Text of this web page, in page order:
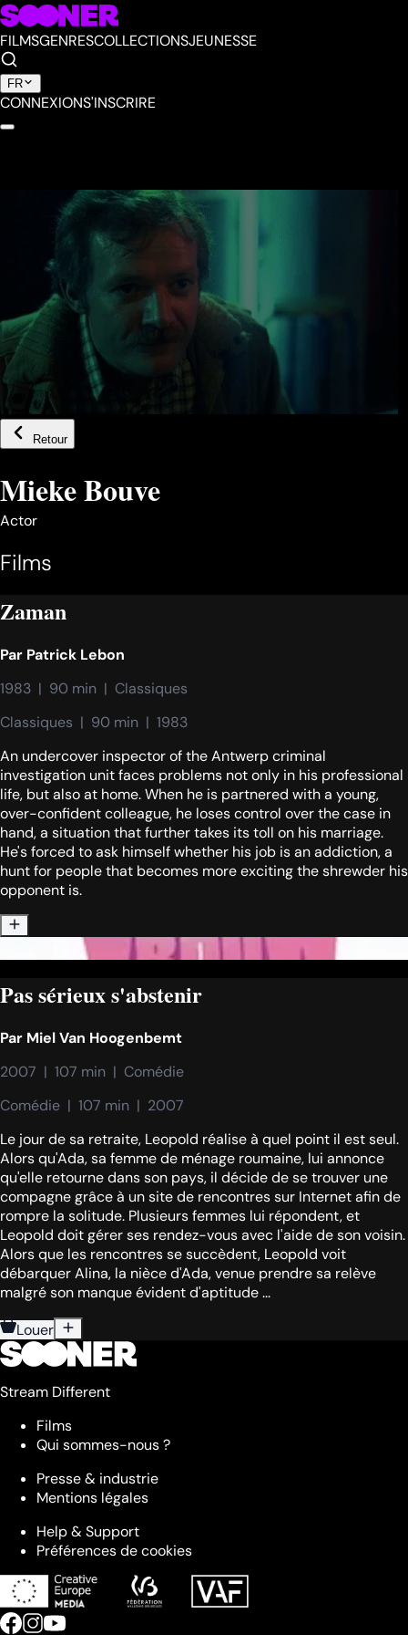
FILMSGENRESCOLLECTIONSJEUNESSE
FR
CONNEXIONS'INSCRIRE
Retour
Mieke Bouve
Actor
Films
Zaman
Par Patrick Lebon
1983  |  90 min  |  Classiques
Classiques  |  90 min  |  1983
An undercover inspector of the Antwerp criminal
investigation unit faces problems not only in his professional
life, but also at home. When he is partnered with a young,
over-confident colleague, he loses control over the case in
hand, a situation that further takes its toll on his marriage.
He's forced to ask himself whether his job is an addiction, a
hunt for people that becomes more exciting the shrewder his
opponent is.
Pas sérieux s'abstenir
Par Miel Van Hoogenbemt
2007  |  107 min  |  Comédie
Comédie  |  107 min  |  2007
Le jour de sa retraite, Leopold réalise à quel point il est seul.
Alors qu'Ada, sa femme de ménage roumaine, lui annonce
qu'elle retourne dans son pays, il décide de se trouver une
compagne grâce à un site de rencontres sur Internet afin de
rompre la solitude. Plusieurs femmes lui répondent, et
Leopold doit gérer ses rendez-vous avec l'aide de son voisin.
Alors que les rencontres se succèdent, Leopold voit
débarquer Alina, la nièce d'Ada, venue prendre sa relève
malgré son manque évident d'aptitude ...
Louer
Stream Different
Films
Qui sommes-nous ?
Presse & industrie
Mentions légales
Help & Support
Préférences de cookies